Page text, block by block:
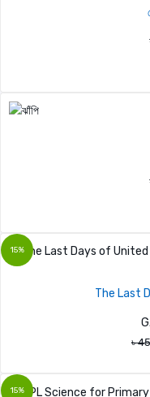
15%
The Last
৳
15%